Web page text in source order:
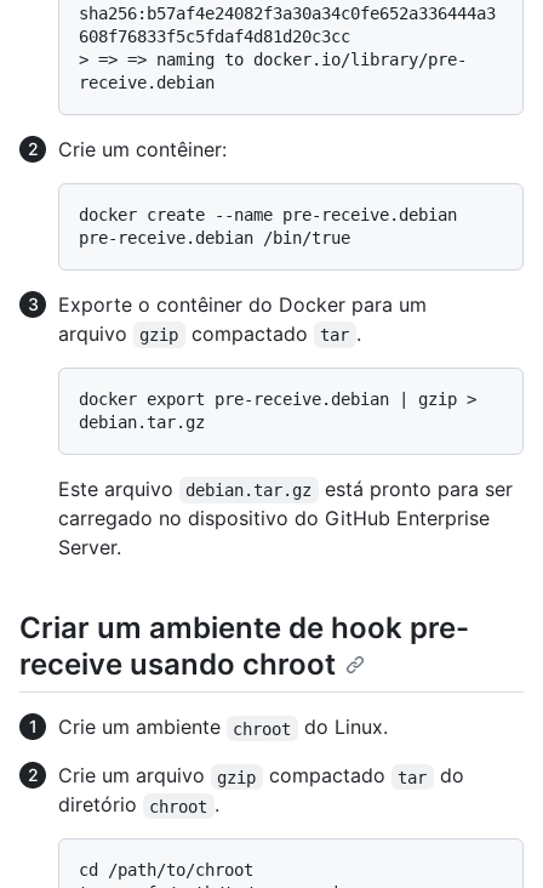
sha256:b57af4e24082f3a30a34c0fe652a336444a3
608f76833f5c5fdaf4d81d20c3cc
> => => naming to docker.io/library/pre-
receive.debian
Crie um contêiner:
docker create --name pre-receive.debian
Exporte o contêiner do Docker para um
arquivo
gzip compactado tar .
docker export pre-receive.debian | gzip >
Este arquivo debian.tar.gz
está pronto para ser
carregado no dispositivo do GitHub Enterprise
Server.
Criar um ambiente de hook pre-
receive usando chroot
Crie um ambiente chroot
do Linux.
Crie um arquivo
gzip compactado tar
do
diretório
chroot .
cd /path/to/chroot